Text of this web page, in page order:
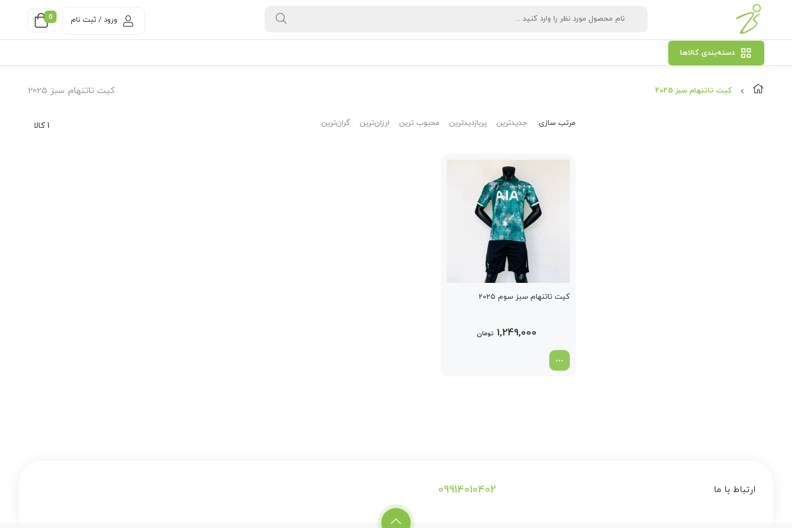
0 ورود / ثبت نام
دسته‌بندی کالاها
کیت تاتنهام سبز 2025 کیت تاتنهام سبز 2025
1 کالا مرتب‌ سازی: جدیدترین پربازدیدترین محبوب ترین ارزان‌ترین گران‌ترین
کیت تاتنهام سبز سوم 2025
1,249,000 تومان
ارتباط با ما 09914010402